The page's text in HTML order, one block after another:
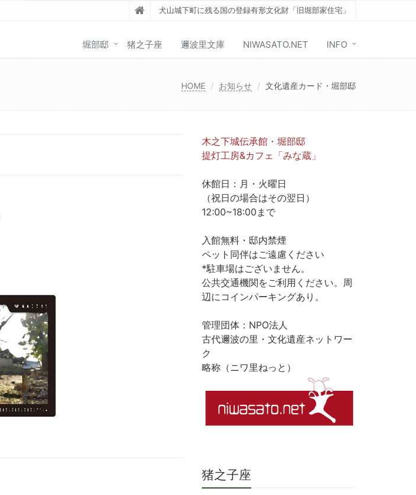
犬山城下町に残る国の登録有形文化財「旧堀部家住宅」
堀部邸 猪之子座 邇波里文庫 NIWASATO.NET INFO
HOME お知らせ 文化遺産カード・堀部邸
木之下城伝承館・堀部邸
提灯工房&カフェ「みな蔵」
休館日：月・火曜日
（祝日の場合はその翌日）
12:00~18:00まで
入館無料・邸内禁煙
ペット同伴はご遠慮ください
*駐車場はございません。
公共交通機関をご利用ください。周
辺にコインパーキングあり。
管理団体：NPO法人
古代邇波の里・文化遺産ネットワー
ク
略称（ニワ里ねっと）
猪之子座